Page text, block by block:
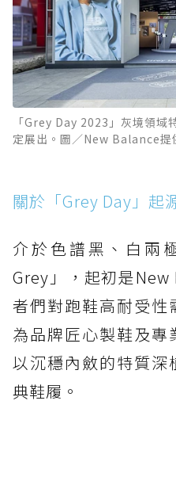
「Grey Day 2023」灰境領域
定展出。圖／New Balance提
關於「Grey Day」起
介於色譜黑、白兩
Grey」，起初是
者們對跑鞋高耐受性
為品牌匠心製鞋及專
以沉穩內斂的特質深
典鞋履。